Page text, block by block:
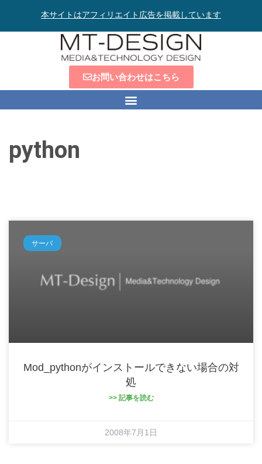
本サイトはアフィリエイト広告を掲載しています
お問い合わせはこちら
python
サーバ
Mod_pythonがインストールできない場合の対
処
>> 記事を読む
2008年7月1日